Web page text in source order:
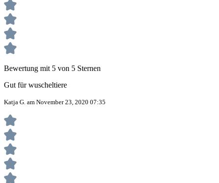
Bewertung mit 5 von 5 Sternen
Gut für wuscheltiere
Katja G. am November 23, 2020 07:35